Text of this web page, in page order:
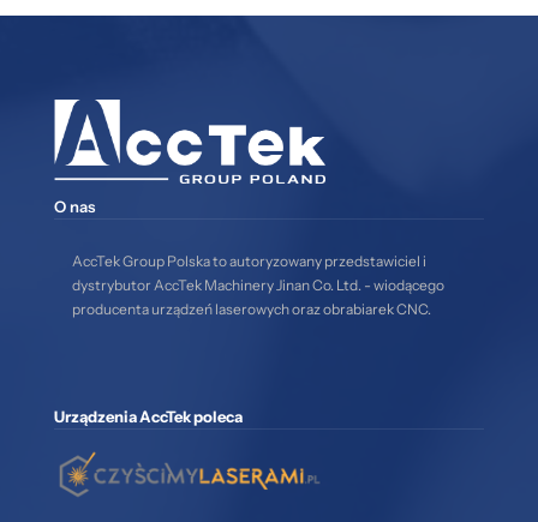
O nas
AccTek Group Polska to autoryzowany przedstawiciel i
dystrybutor AccTek Machinery Jinan Co. Ltd. - wiodącego
producenta urządzeń laserowych oraz obrabiarek CNC.
Urządzenia AccTek poleca